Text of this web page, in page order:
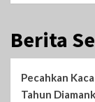
Berita
Pecahkan
Tahun